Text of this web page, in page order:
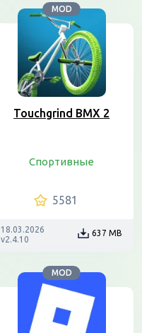
MOD
Touchgrind BMX 2
Спортивные
5581
18.03.2026
v2.4.10
637 MB
MOD